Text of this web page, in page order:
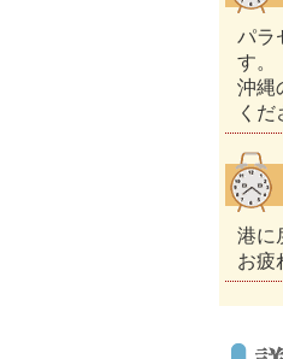
パラ
す。
沖縄
くだ
港に
お疲